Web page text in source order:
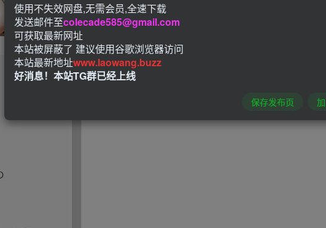
使用不失效网盘,无需会员,全速下载
发送邮件至colecade585@gmail.com
可获取最新网址
本站被屏蔽了 建议使用谷歌浏览器访问
本站最新地址www.laowang.buzz
好消息！本站TG群已经上线
保存发布页